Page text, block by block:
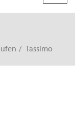
Tassimo